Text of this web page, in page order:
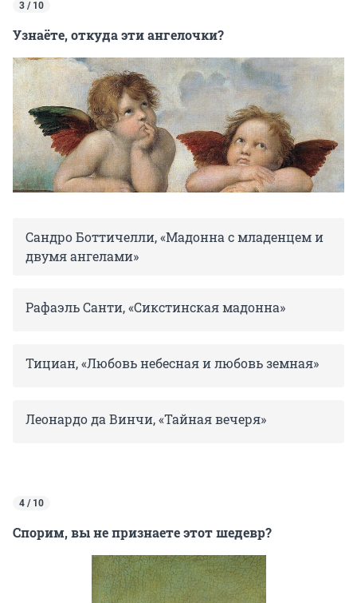
3 / 10
Узнаёте, откуда эти ангелочки?
Сандро Боттичелли, «Мадонна с младенцем и
двумя ангелами»
Рафаэль Санти, «Сикстинская мадонна»
Тициан, «Любовь небесная и любовь земная»
Леонардо да Винчи, «Тайная вечеря»
4 / 10
Спорим, вы не признаете этот шедевр?